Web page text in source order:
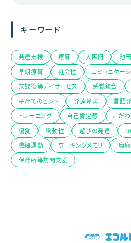
キーワード
発達支援 療育 大阪府 池
早期療育
社会性
コミュニケー
放課後等デイサービス
感覚統合
子育てのヒント
発達障害 言語
トレーニング
自己肯定感 こだわ
偏食
衝動性 遊びの発達
微細運動
ワーキングメモリ 癇癪
保育所等訪問支援